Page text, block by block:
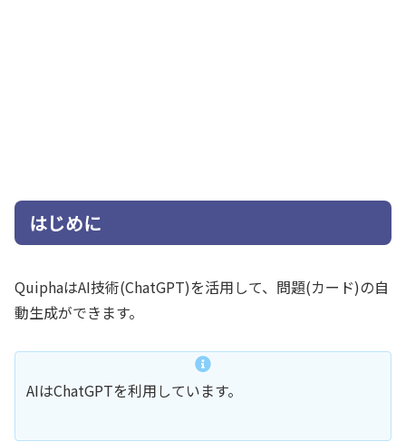
はじめに
QuiphaはAI技術(ChatGPT)を活用して、問題(カード)の自
動生成ができます。
AIはChatGPTを利用しています。